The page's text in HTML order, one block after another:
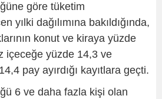
göre tüketim
yılki dağılımına bakıldığında,
konut ve kiraya yüzde
içeceğe yüzde 14,3 ve
pay ayırdığı kayıtlara geçti.
6 ve daha fazla kişi olan